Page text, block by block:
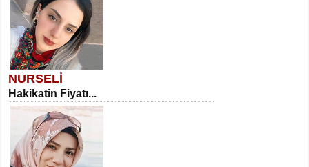
NURSELİ
Hakikatin Fiyatı...